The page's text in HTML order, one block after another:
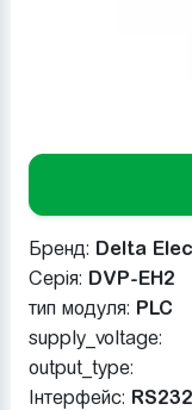
Бренд: Delta
Серія: DVP-EH2
тип модуля: PLC
supply_voltage:
output_type:
Інтерфейс: